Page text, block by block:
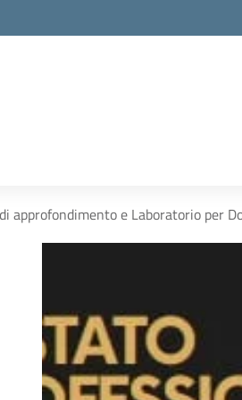
approfondimento e Laboratorio per